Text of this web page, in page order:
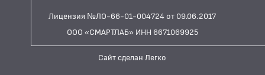
Лицензия №ЛО-66-01-004724 от 09.06.2017
ООО «СМАРТЛАБ» ИНН 6671069925
Сайт сделан Легко